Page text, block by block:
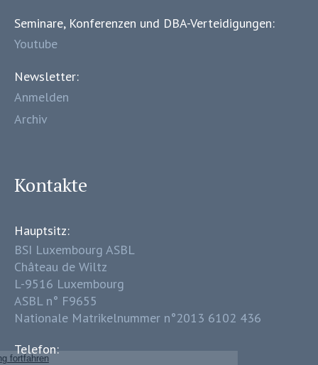
Seminare, Konferenzen und DBA-Verteidigungen:
Youtube
Newsletter:
Anmelden
Archiv
Kontakte
Hauptsitz:
BSI Luxembourg ASBL
Château de Wiltz
L-9516 Luxembourg
ASBL n° F9655
Nationale Matrikelnummer n°2013 6102 436
Telefon: